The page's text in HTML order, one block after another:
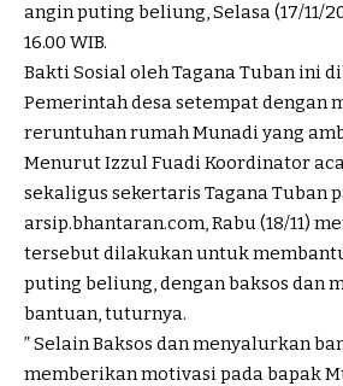
angin puting beliung, Selasa (17/11/
16.00 WIB.
Bakti Sosial oleh Tagana Tuban ini
Pemerintah desa setempat dengan
reruntuhan rumah Munadi yang
Menurut Izzul Fuadi Koordinator
sekaligus sekertaris Tagana Tuban
arsip.bhantaran.com, Rabu (18/11)
tersebut dilakukan untuk
puting beliung, dengan baksos dan
bantuan, tuturnya.
” Selain Baksos dan menyalurkan
memberikan motivasi pada bapak